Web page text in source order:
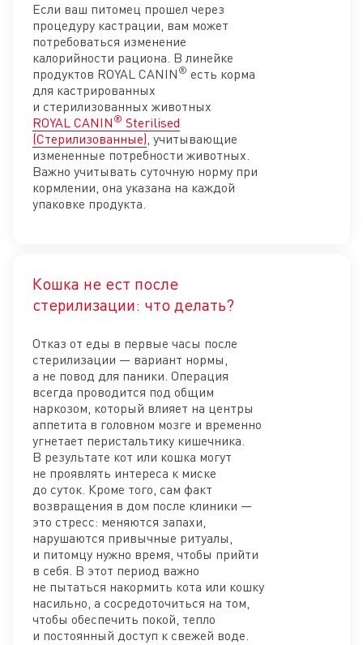
Если ваш питомец прошел через
процедуру кастрации, вам может
потребоваться изменение
калорийности рациона. В линейке
продуктов ROYAL CANIN ® есть корма
для кастрированных
и стерилизованных животных
ROYAL CANIN ® Sterilised
(Стерилизованные), учитывающие
измененные потребности животных.
Важно учитывать суточную норму при
кормлении, она указана на каждой
упаковке продукта.
Кошка не ест после
стерилизации: что делать?
Отказ от еды в первые часы после
стерилизации — вариант нормы,
а не повод для паники. Операция
всегда проводится под общим
наркозом, который влияет на центры
аппетита в головном мозге и временно
угнетает перистальтику кишечника.
В результате кот или кошка могут
не проявлять интереса к миске
до суток. Кроме того, сам факт
возвращения в дом после клиники —
это стресс: меняются запахи,
нарушаются привычные ритуалы,
и питомцу нужно время, чтобы прийти
в себя. В этот период важно
не пытаться накормить кота или кошку
насильно, а сосредоточиться на том,
чтобы обеспечить покой, тепло
и постоянный доступ к свежей воде.